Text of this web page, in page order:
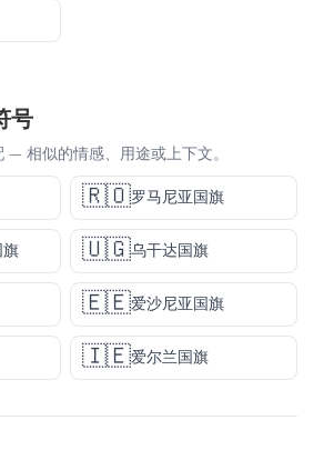
号
相似的情感、用途或上下文。
🇷🇴罗马尼亚国旗
旗 🇺🇬乌干达国旗
🇪🇪爱沙尼亚国旗
🇮🇪爱尔兰国旗